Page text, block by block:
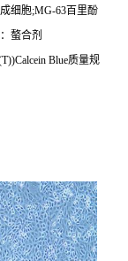
细胞;MG-63百里酚
螯合剂
Blue质量规